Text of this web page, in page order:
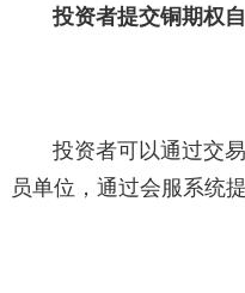
投资者提交铜期权
投资者可以通过交
员单位，通过会服系统提